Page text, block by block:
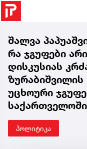
შალვა
რა ჯგუფები
დისკუსიას
ზურაბიშვილის
უცხოური
პოლიტიკა